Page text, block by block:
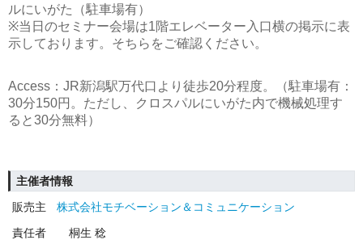
ルにいがた（駐車場有）
※当日のセミナー会場は1階エレベーター入口横の掲示に表
示しております。そちらをご確認ください。
Access：JR新潟駅万代口より徒歩20分程度。（駐車場有：
30分150円。ただし、クロスパルにいがた内で機械処理す
ると30分無料）
主催者情報
販売主
株式会社モチベーション＆コミュニケーション
責任者
桐生 稔